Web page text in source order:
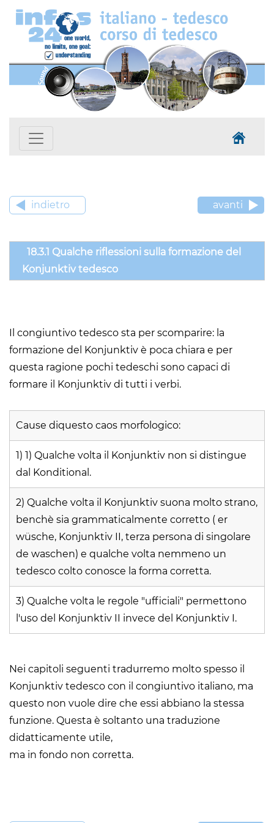
indietro avanti
18.3.1 Qualche riflessioni sulla formazione del
Konjunktiv tedesco
Il congiuntivo tedesco sta per scomparire: la
formazione del Konjunktiv è poca chiara e per
questa ragione pochi tedeschi sono capaci di
formare il Konjunktiv di tutti i verbi.
Cause diquesto caos morfologico:
1) 1) Qualche volta il Konjunktiv non si distingue
dal Konditional.
2) Qualche volta il Konjunktiv suona molto strano,
benchè sia grammaticalmente corretto ( er
wüsche, Konjunktiv II, terza persona di singolare
de waschen) e qualche volta nemmeno un
tedesco colto conosce la forma corretta.
3) Qualche volta le regole "ufficiali" permettono
l'uso del Konjunktiv II invece del Konjunktiv I.
Nei capitoli seguenti tradurremo molto spesso il
Konjunktiv tedesco con il congiuntivo italiano, ma
questo non vuole dire che essi abbiano la stessa
funzione. Questa è soltanto una traduzione
didatticamente utile,
ma in fondo non corretta.